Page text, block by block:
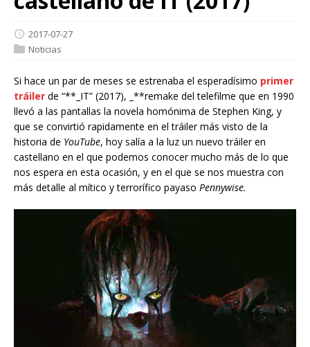
2017-07-27
Noticias
Si hace un par de meses se estrenaba el esperadísimo primer
tráiler de “**_IT” (2017), _**remake del telefilme que en 1990
llevó a las pantallas la novela homónima de Stephen King, y
que se convirtió rapidamente en el tráiler más visto de la
historia de YouTube, hoy salía a la luz un nuevo tráiler en
castellano en el que podemos conocer mucho más de lo que
nos espera en esta ocasión, y en el que se nos muestra con
más detalle al mítico y terrorífico payaso Pennywise.